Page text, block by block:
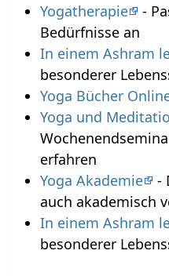
Yogatherapie
-
Bedürfnisse an
In einem Ashram
besonderer
Yoga Bücher
Yoga und
erfahren
Yoga Akademie
-
auch akademisch
In einem Ashram
besonderer